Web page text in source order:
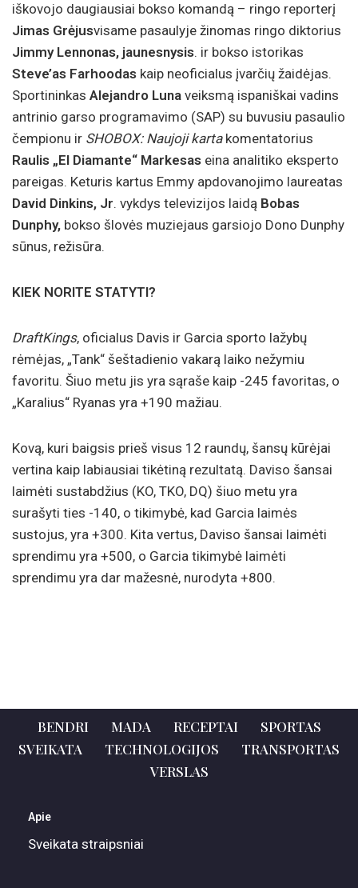
iškovojo daugiausiai bokso komandą – ringo reporterį
Jimas Grėjusvisame pasaulyje žinomas ringo diktorius
Jimmy Lennonas, jaunesnysis. ir bokso istorikas
Steve’as Farhoodas kaip neoficialus įvarčių žaidėjas.
Sportininkas Alejandro Luna veiksmą ispaniškai vadins
antrinio garso programavimo (SAP) su buvusiu pasaulio
čempionu ir SHOBOX: Naujoji kartakomentatorius
Raulis „El Diamante“ Markesas eina analitiko eksperto
pareigas. Keturis kartus Emmy apdovanojimo laureatas
David Dinkins, Jr. vykdys televizijos laidą Bobas
Dunphy, bokso šlovės muziejaus garsiojo Dono Dunphy
sūnus, režisūra.
KIEK NORITE STATYTI?
DraftKings, oficialus Davis ir Garcia sporto lažybų
rėmėjas, „Tank“ šeštadienio vakarą laiko nežymiu
favoritu. Šiuo metu jis yra sąraše kaip -245 favoritas, o
„Karalius“ Ryanas yra +190 mažiau.
Kovą, kuri baigsis prieš visus 12 raundų, šansų kūrėjai
vertina kaip labiausiai tikėtiną rezultatą. Daviso šansai
laimėti sustabdžius (KO, TKO, DQ) šiuo metu yra
surašyti ties -140, o tikimybė, kad Garcia laimės
sustojus, yra +300. Kita vertus, Daviso šansai laimėti
sprendimu yra +500, o Garcia tikimybė laimėti
sprendimu yra dar mažesnė, nurodyta +800.
BENDRI MADA RECEPTAI
SPORTAS
SVEIKATA
TECHNOLOGIJOS
TRANSPORTAS
VERSLAS
Apie
Sveikata straipsniai